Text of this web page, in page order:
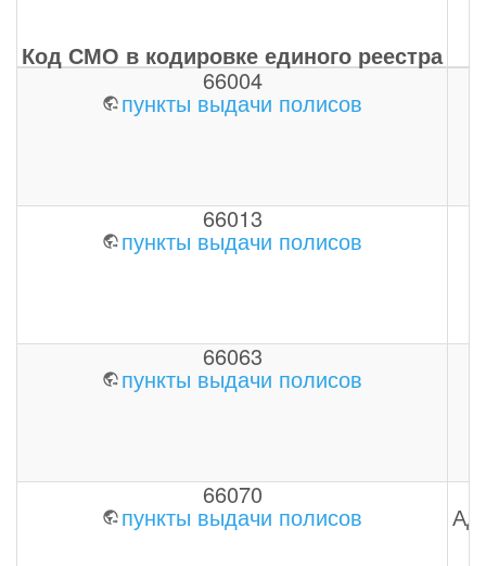
Код СМО в кодировке единого реестра
66004
пункты выдачи полисов
66013
пункты выдачи полисов
66063
пункты выдачи полисов
66070
пункты выдачи полисов